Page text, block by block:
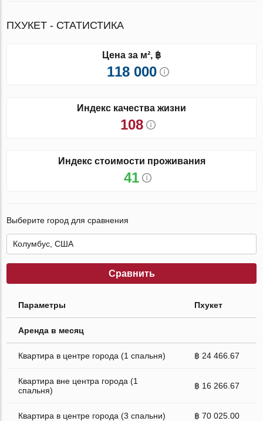
ПХУКЕТ - СТАТИСТИКА
Цена за м², ฿
118 000
Индекс качества жизни
108
Индекс стоимости проживания
41
Выберите город для сравнения
Сравнить
Параметры Пхукет
Аренда в месяц
Квартира в центре города (1 спальня) ฿ 24 466.67
Квартира вне центра города (1
спальня)
฿ 16 266.67
Квартира в центре города (3 спальни) ฿ 70 025.00